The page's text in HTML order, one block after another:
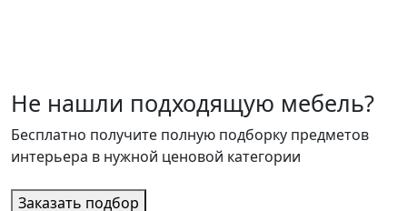
Не нашли подходящую мебель?
Бесплатно получите полную подборку предметов
интерьера в нужной ценовой категории
Заказать подбор